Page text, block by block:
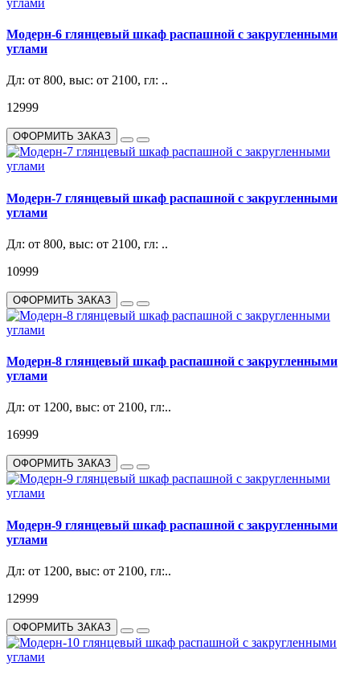
Модерн-6 глянцевый шкаф распашной с закругленными
углами
Дл: от 800, выс: от 2100, гл: ..
12999
ОФОРМИТЬ ЗАКАЗ
Модерн-7 глянцевый шкаф распашной с закругленными
углами
Дл: от 800, выс: от 2100, гл: ..
10999
ОФОРМИТЬ ЗАКАЗ
Модерн-8 глянцевый шкаф распашной с закругленными
углами
Дл: от 1200, выс: от 2100, гл:..
16999
ОФОРМИТЬ ЗАКАЗ
Модерн-9 глянцевый шкаф распашной с закругленными
углами
Дл: от 1200, выс: от 2100, гл:..
12999
ОФОРМИТЬ ЗАКАЗ